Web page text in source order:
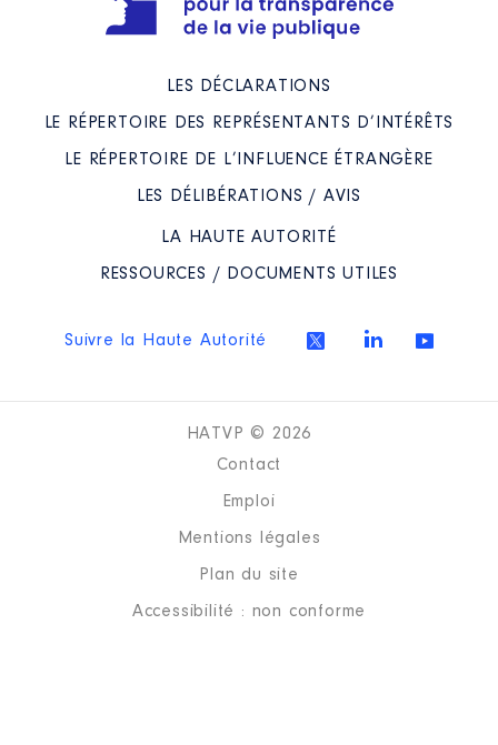
LES DÉCLARATIONS
LE RÉPERTOIRE DES REPRÉSENTANTS D’INTÉRÊTS
LE RÉPERTOIRE DE L’INFLUENCE ÉTRANGÈRE
LES DÉLIBÉRATIONS / AVIS
LA HAUTE AUTORITÉ
RESSOURCES / DOCUMENTS UTILES
Suivre la Haute Autorité
HATVP © 2026
Contact
Emploi
Mentions légales
Plan du site
Accessibilité : non conforme